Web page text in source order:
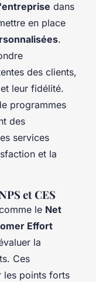
dans
en place
.
des clients,
leur fidélité.
programmes
des
services
et la
et CES
le Net
Effort
la
Ces
les points forts